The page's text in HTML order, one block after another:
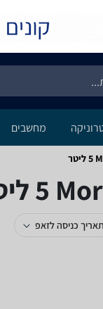
מחשבים
תאריך כניסה לזאפ